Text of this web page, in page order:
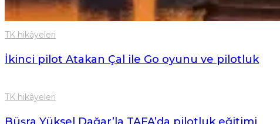
TK hikâyeleri
İkinci pilot Atakan Çal ile Go oyunu ve pilotluk
TK hikâyeleri